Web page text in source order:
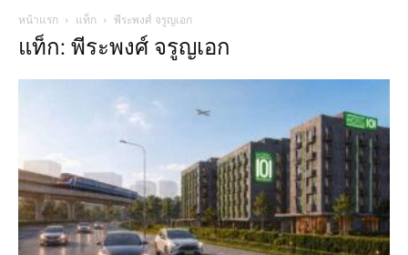
หน้าแรก แท็ก พีระพงศ์ จรูญเอก
แท็ก: พีระพงศ์ จรูญเอก